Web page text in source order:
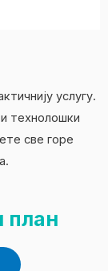
услугу.
технолошки
све горе
план